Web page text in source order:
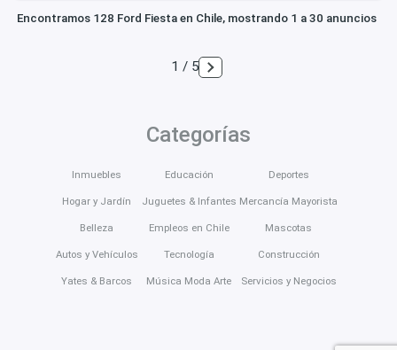
Encontramos 128 Ford Fiesta en Chile, mostrando 1 a 30 anuncios
1 / 5
Categorías
Inmuebles
Hogar y Jardín
Belleza
Autos y Vehículos
Yates & Barcos
Educación
Juguetes & Infantes
Empleos en Chile
Tecnología
Música Moda Arte
Deportes
Mercancía Mayorista
Mascotas
Construcción
Servicios y Negocios